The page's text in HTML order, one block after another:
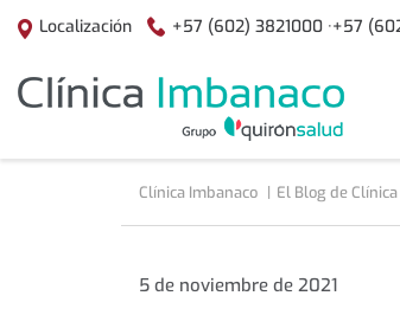
Localización +57 (602) 3821000 ·+57
Clínica Imbanaco El Blog de
Época
5 de noviembre de 2021